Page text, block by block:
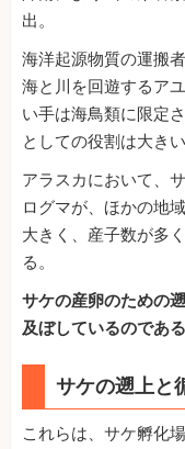
出。
海洋起源物質の運搬
海と川を回遊するア
い手は海鳥類に限定
としての役割は大きい
アラスカにおいて、
ログマが、ほかの地
大きく、産子数が多
る。
サケの産卵のための
及ぼしているのである
サケの遡上と
これらは、サケ孵化